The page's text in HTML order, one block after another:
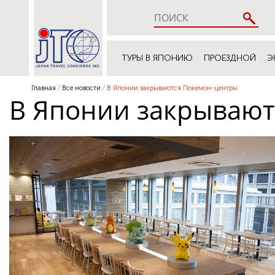
ТУРЫ В ЯПОНИЮ ПРОЕЗДНОЙ
Главная Все новости В Японии закрываются Покемон-центры
В Японии